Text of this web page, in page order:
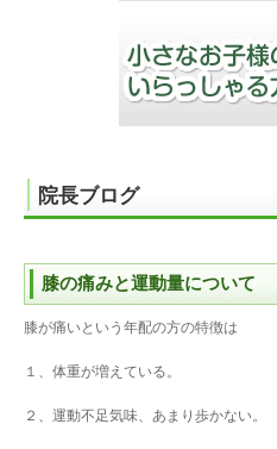
院長ブログ
膝の痛みと運動量について
膝が痛いという年配の方の特徴は
１、体重が増えている。
２、運動不足気味、あまり歩かない。